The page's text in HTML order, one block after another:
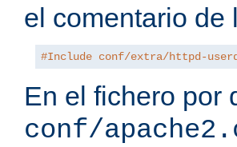
el comentario de
#Include conf/extra/httpd-
En el fichero por
conf/